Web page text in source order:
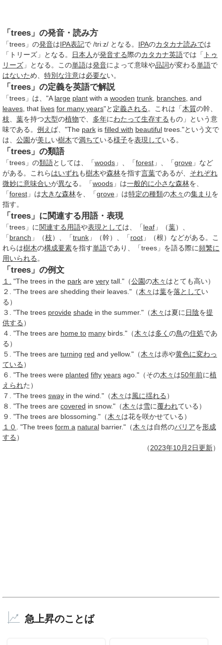
「trees」の発音・読み方
「trees」の発音はIPA表記で /triːz/ となる。 IPAのカタカナ読みでは
「トリーズ」となる。
日本人が発音する際のカタカナ英語では「 トゥ
リーズ 」となる。この単語は発音によって意味や品詞が変わる単語で
はないため、 特別な注意は必要ない。
「trees」の定義を英語で解説
「trees」は、"A large plant with a wooden trunk branches , and
leaves , that lives for many years"と 定義される 。これは「木質の幹、
枝
葉を持つ大型の植物で、 多年にわたって生存する もの」という意
味である。 例え ば、"The park is filled with beautiful trees."という文で
は、 公園が美しい樹木で満ちている様子を表現している。
「trees」の類語
「trees」の類語としては、「woods 」、「forest 」、「grove 」など
がある。これらはいずれも樹木や森林を指す言葉であるが、 それぞれ
微妙に意味合いが異なる。「woods 」は一般的に小さな森林を、
「forest 」は大きな森林を、「grove 」は特定の種類の木々の集まり を
指す。
「trees」に関連する用語・表現
「trees」に関連する用語や表現としては、「leaf 」（葉）、
「branch 」（枝）、「trunk 」（幹）、「root 」（根）などがある。こ
れらは樹木の構成要素を指す単語であり、「trees」を語る際に頻繁に
用いられる 。
「trees」の例文
１. "The trees in the park are very tall."（公園の木々 はとても高い）
２. "The trees are shedding their leaves."（木々 は葉を落としてい
る）
３. "The trees provide shade in the summer."（木々 は夏に 日陰を提
供する ）
４. "The trees are home to many birds."（木々 は多く の鳥の住処であ
る）
５. "The trees are turning red and yellow."（木々 は赤や黄色に変わっ
ている ）
６. "The trees were planted fifty years ago."（その木々 は50年前に植
えられた）
７. "The trees sway in the wind."（木々 は 風に揺れる ）
８. "The trees are covered in snow."（木々 は雪に覆われている）
９. "The trees are blossoming."（木々 は花を咲かせている）
１０
. "The trees form a natural barrier."（木々 は自然のバリアを形成
する ）
（2023年10月2日更新）
急上昇のことば